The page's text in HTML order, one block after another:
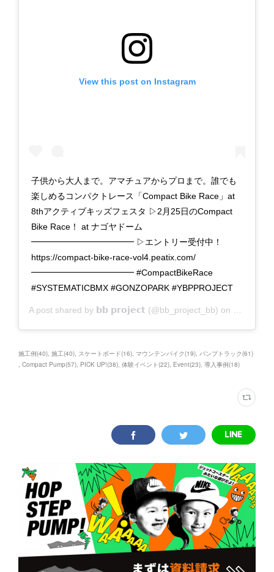
View this post on Instagram
子供から大人まで。アマチュアからプロまで。誰でも
楽しめるコンパクトレース「Compact Bike Race」at
8thアクティブキッズフェスタ ▷2月25日のCompact
Bike Race！ at ナゴヤドーム
━━━━━━━━━━━━ ▷エントリー受付中！
https://compact-bike-race-vol4.peatix.com/
━━━━━━━━━━━━ #CompactBikeRace
#SYSTEMATICBMX #GONZOPARK #YBPPROJECT
A post shared by 𝗯𝗯 𝗽𝗿𝗼𝗷𝗲𝗰𝘁 (@bb_project_bb) on
施工例(40) 施工(40) スケートボード(16) マウンテンバイク(19) パンプトラック(61)
Compact Pump(57) PICK UP!(38) 体験イベント(22) Event(23) 導入事例(18)